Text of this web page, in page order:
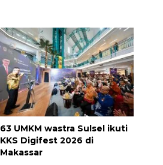
63 UMKM wastra Sulsel ikuti
KKS Digifest 2026 di
Makassar